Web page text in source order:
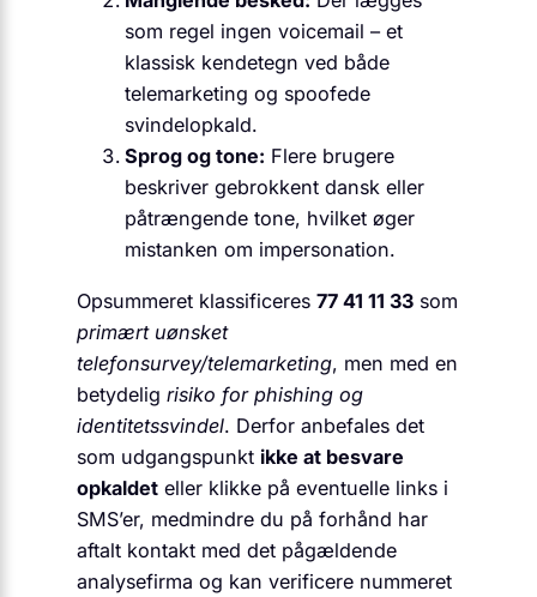
som regel ingen voicemail – et
klassisk kendetegn ved både
telemarketing og spoofede
svindelopkald.
Sprog og tone: Flere brugere
beskriver gebrokkent dansk eller
påtrængende tone, hvilket øger
mistanken om impersonation.
Opsummeret klassificeres 77 41 11 33 som
primært uønsket
telefonsurvey/telemarketing, men med en
betydelig risiko for phishing og
identitetssvindel. Derfor anbefales det
som udgangspunkt ikke at besvare
opkaldet eller klikke på eventuelle links i
SMS’er, medmindre du på forhånd har
aftalt kontakt med det pågældende
analysefirma og kan verificere nummeret